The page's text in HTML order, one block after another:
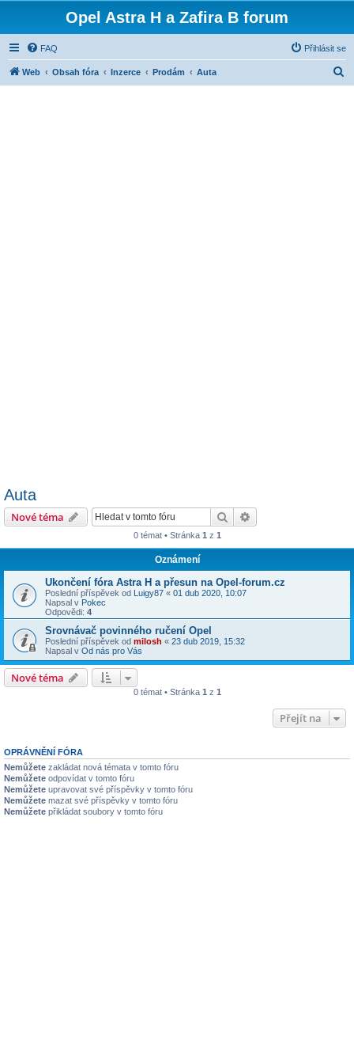
Opel Astra H a Zafira B forum
FAQ Přihlásit se
Web Obsah fóra Inzerce Prodám Auta
Auta
Nové téma Hledat
0 témat • Stránka 1 z 1
Oznámení
Ukončení fóra Astra H a přesun na Opel-forum.cz
Poslední příspěvek od Luigy87 « 01 dub 2020, 10:07
Napsal v Pokec
Odpovědi: 4
Srovnávač povinného ručení Opel
Poslední příspěvek od milosh « 23 dub 2019, 15:32
Napsal v Od nás pro Vás
Nové téma
0 témat • Stránka 1 z 1
Přejít na
OPRÁVNĚNÍ FÓRA
Nemůžete zakládat nová témata v tomto fóru
Nemůžete odpovídat v tomto fóru
Nemůžete upravovat své příspěvky v tomto fóru
Nemůžete mazat své příspěvky v tomto fóru
Nemůžete přikládat soubory v tomto fóru